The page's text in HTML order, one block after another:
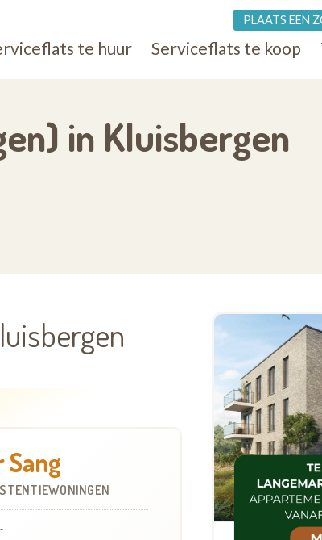
te huur Serviceflats te koop
PLAATS EEN
in Kluisbergen
Sang